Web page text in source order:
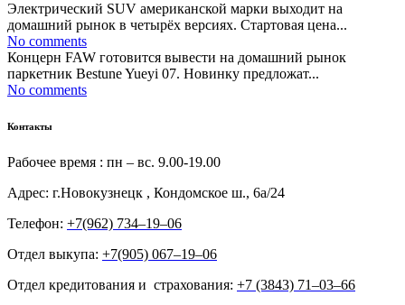
Электрический SUV американской марки выходит на
домашний рынок в четырёх версиях. Стартовая цена...
No comments
Концерн FAW готовится вывести на домашний рынок
паркетник Bestune Yueyi 07. Новинку предложат...
No comments
Контакты
Рабочее время : пн – вс. 9.00-19.00
Адрес: г.Новокузнецк , Кондомское ш., 6а/24
Телефон: +7(962) 734‒19‒06
Отдел выкупа: +7(905) 067‒19‒06
Отдел кредитования и страхования: +7 (3843) 71‒03‒66